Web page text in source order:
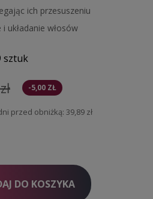
ich przesuszeniu
układanie włosów
sztuk
-5,00 ZŁ
przed obniżką: 39,89 zł
DO KOSZYKA